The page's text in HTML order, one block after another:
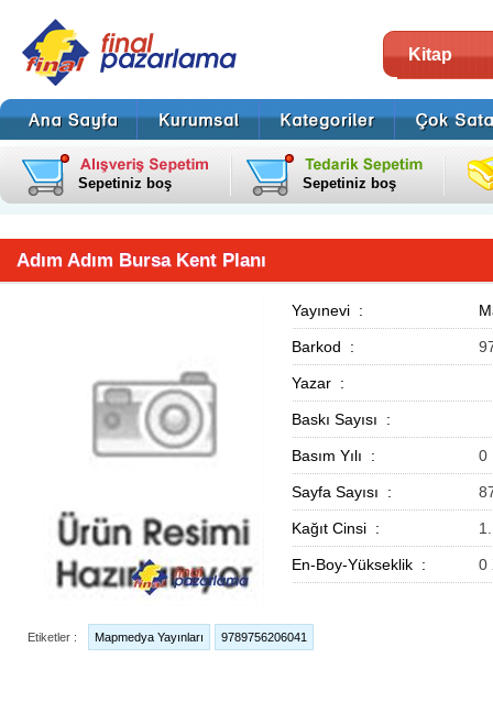
Kitap
Sepetiniz boş Sepetiniz boş
Adım Adım Bursa Kent Planı
Yayınevi :
Barkod :
Yazar :
Baskı Sayısı :
Basım Yılı : 0
Sayfa Sayısı :
Kağıt Cinsi :
En-Boy-Yükseklik : 0
Etiketler : Mapmedya Yayınları 9789756206041